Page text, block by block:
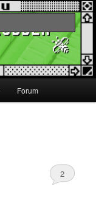
Sök
Forum
2